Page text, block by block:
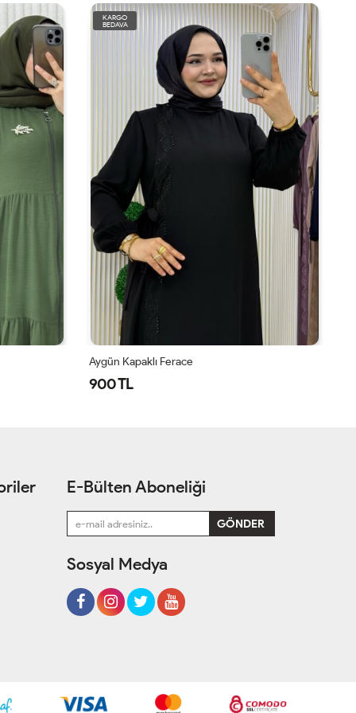
KARGO
BEDAVA
Aygün Kapaklı Ferace
900 TL
E-Bülten Aboneliği
Sosyal Medya